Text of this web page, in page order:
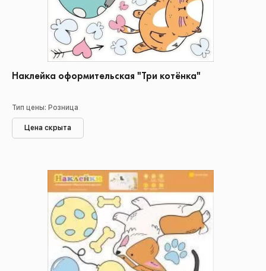
Наклейка оформительская "Три котёнка"
Тип цены: Розница
Цена скрыта